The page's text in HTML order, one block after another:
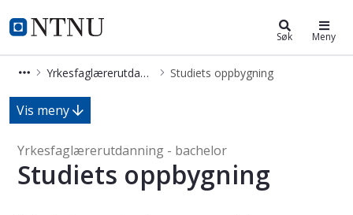
NTNU Hjemmeside
Yrkesfaglærerutdanning - bachelor
Søk Meny
Yrkesfaglærerutdanning - bachelor Studiets oppbygning
Studiets oppbygning -
Vis meny
Yrkesfaglærerutdanning - bachelor
Studiets oppbygning